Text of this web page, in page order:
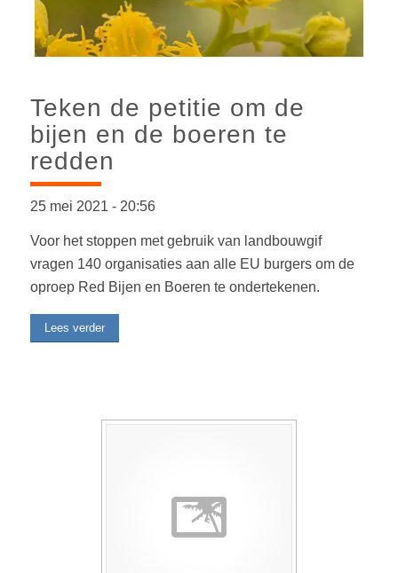
Teken de petitie om de
bijen en de boeren te
redden
25 mei 2021 -20:56
Voor het stoppen met gebruik van landbouwgif
vragen 140 organisaties aan alle EU burgers om de
oproep Red Bijen en Boeren te ondertekenen.
Lees verder